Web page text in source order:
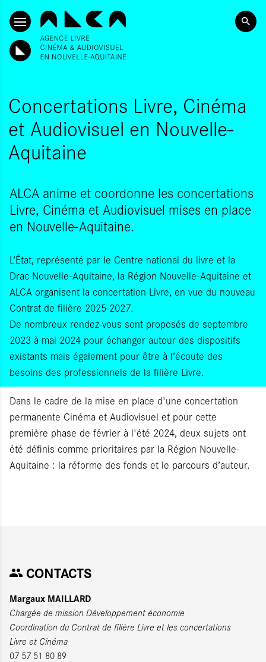
ALLER AU CONTENU PRINCIPAL
Concertations Livre, Cinéma
et Audiovisuel en Nouvelle-
Aquitaine
ALCA anime et coordonne les concertations
Livre, Cinéma et Audiovisuel mises en place
en Nouvelle-Aquitaine.
L’État, représenté par le Centre national du livre et la
Drac Nouvelle-Aquitaine, la Région Nouvelle-Aquitaine et
ALCA organisent la concertation Livre, en vue du nouveau
Contrat de filière 2025-2027.
De nombreux rendez-vous sont proposés de septembre
2023 à mai 2024 pour échanger autour des dispositifs
existants mais également pour être à l’écoute des
besoins des professionnels de la filière Livre.
Dans le cadre de la mise en place d'une concertation
permanente Cinéma et Audiovisuel et pour cette
première phase de février à l'été 2024, deux sujets ont
été définis comme prioritaires par la Région Nouvelle-
Aquitaine : la réforme des fonds et le parcours d’auteur.
CONTACTS
Margaux MAILLARD
Chargée de mission Développement économie
Coordination du Contrat de filière Livre et les concertations
Livre et Cinéma
07 57 51 80 89